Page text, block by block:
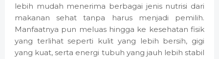
lebih mudah menerima berbagai jenis nutrisi dari
makanan sehat tanpa harus menjadi pemilih.
Manfaatnya pun meluas hingga ke kesehatan fisik
yang terlihat seperti kulit yang lebih bersih, gigi
yang kuat, serta energi tubuh yang jauh lebih stabil